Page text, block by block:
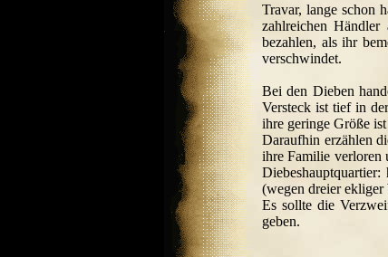
Travar, lange schon
zahlreichen
bezahlen, als ihr
verschwindet.
Bei den Dieben
Versteck ist tief in
ihre geringe Größe
Daraufhin erzählen
ihre Familie verloren
(wegen dreier ekliger
Es sollte die
geben.